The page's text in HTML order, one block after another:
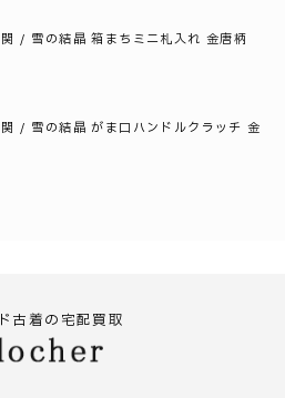
/ 雪の結晶 箱まちミニ札入れ 金唐柄
/ 雪の結晶 がま口ハンドルクラッチ 金
古着の宅配買取